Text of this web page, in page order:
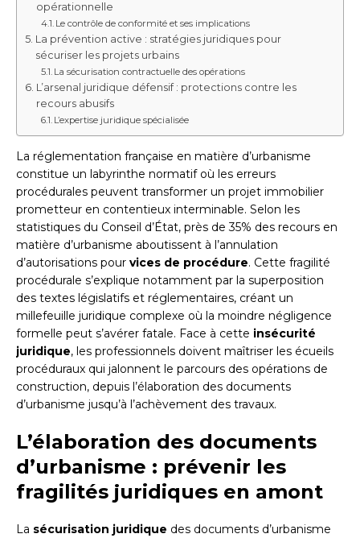
opérationnelle
Le contrôle de conformité et ses implications
La prévention active : stratégies juridiques pour
sécuriser les projets urbains
La sécurisation contractuelle des opérations
L’arsenal juridique défensif : protections contre les
recours abusifs
L’expertise juridique spécialisée
La réglementation française en matière d’urbanisme
constitue un labyrinthe normatif où les erreurs
procédurales peuvent transformer un projet immobilier
prometteur en contentieux interminable. Selon les
statistiques du Conseil d’État, près de 35% des recours en
matière d’urbanisme aboutissent à l’annulation
d’autorisations pour vices de procédure. Cette fragilité
procédurale s’explique notamment par la superposition
des textes législatifs et réglementaires, créant un
millefeuille juridique complexe où la moindre négligence
formelle peut s’avérer fatale. Face à cette insécurité
juridique, les professionnels doivent maîtriser les écueils
procéduraux qui jalonnent le parcours des opérations de
construction, depuis l’élaboration des documents
d’urbanisme jusqu’à l’achèvement des travaux.
L’élaboration des documents
d’urbanisme : prévenir les
fragilités juridiques en amont
La sécurisation juridique des documents d’urbanisme